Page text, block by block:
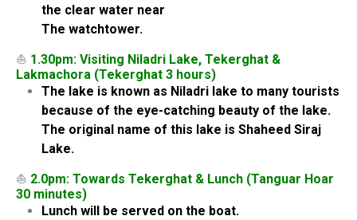
the clear water near
The watchtower.
⛵ 1.30pm: Visiting Niladri Lake, Tekerghat &
Lakmachora (Tekerghat 3 hours)
The lake is known as Niladri lake to many tourists
because of the eye-catching beauty of the lake.
The original name of this lake is Shaheed Siraj
Lake.
⛵ 2.0pm: Towards Tekerghat & Lunch (Tanguar Hoar
30 minutes)
Lunch will be served on the boat.